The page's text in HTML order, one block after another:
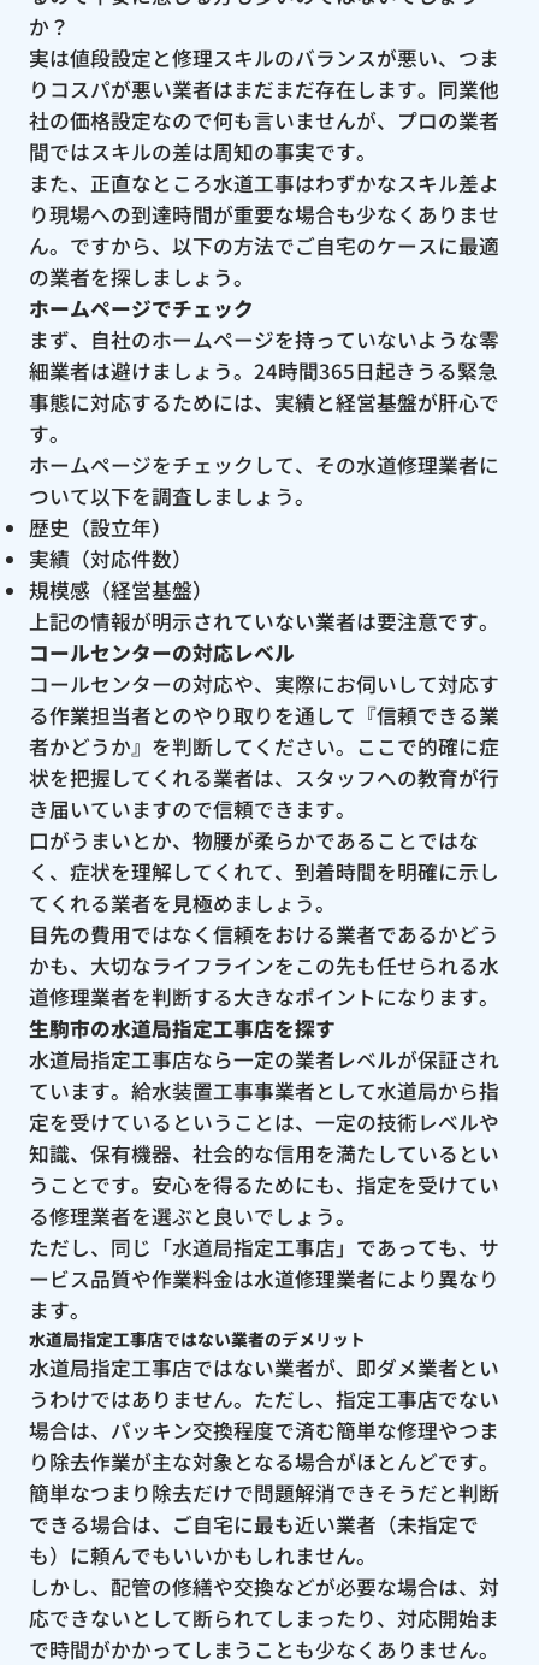
か？
実は値段設定と修理スキルのバランスが悪い、つま
りコスパが悪い業者はまだまだ存在します。同業他
社の価格設定なので何も言いませんが、プロの業者
間ではスキルの差は周知の事実です。
また、正直なところ水道工事はわずかなスキル差よ
り現場への到達時間が重要な場合も少なくありませ
ん。ですから、以下の方法でご自宅のケースに最適
の業者を探しましょう。
ホームページでチェック
まず、自社のホームページを持っていないような零
細業者は避けましょう。24時間365日起きうる緊急
事態に対応するためには、実績と経営基盤が肝心で
す。
ホームページをチェックして、その水道修理業者に
ついて以下を調査しましょう。
歴史（設立年）
実績（対応件数）
規模感（経営基盤）
上記の情報が明示されていない業者は要注意です。
コールセンターの対応レベル
コールセンターの対応や、実際にお伺いして対応す
る作業担当者とのやり取りを通して『信頼できる業
者かどうか』を判断してください。ここで的確に症
状を把握してくれる業者は、スタッフへの教育が行
き届いていますので信頼できます。
口がうまいとか、物腰が柔らかであることではな
く、症状を理解してくれて、到着時間を明確に示し
てくれる業者を見極めましょう。
目先の費用ではなく信頼をおける業者であるかどう
かも、大切なライフラインをこの先も任せられる水
道修理業者を判断する大きなポイントになります。
生駒市の水道局指定工事店を探す
水道局指定工事店なら一定の業者レベルが保証され
ています。給水装置工事事業者として水道局から指
定を受けているということは、一定の技術レベルや
知識、保有機器、社会的な信用を満たしているとい
うことです。安心を得るためにも、指定を受けてい
る修理業者を選ぶと良いでしょう。
ただし、同じ「水道局指定工事店」であっても、サ
ービス品質や作業料金は水道修理業者により異なり
ます。
水道局指定工事店ではない業者のデメリット
水道局指定工事店ではない業者が、即ダメ業者とい
うわけではありません。ただし、指定工事店でない
場合は、パッキン交換程度で済む簡単な修理やつま
り除去作業が主な対象となる場合がほとんどです。
簡単なつまり除去だけで問題解消できそうだと判断
できる場合は、ご自宅に最も近い業者（未指定で
も）に頼んでもいいかもしれません。
しかし、配管の修繕や交換などが必要な場合は、対
応できないとして断られてしまったり、対応開始ま
で時間がかかってしまうことも少なくありません。